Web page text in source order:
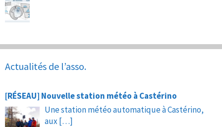
Actualités de l’asso.
[RÉSEAU] Nouvelle station météo à Castérino
Une station météo automatique à Castérino,
aux […]